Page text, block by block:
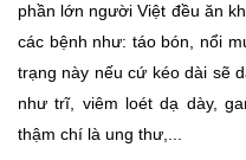
phần lớn người Việt đều ăn
các bệnh như: táo bón, nổi
trạng này nếu cứ kéo dài sẽ
như trĩ, viêm loét dạ dày,
thậm chí là ung thư,...